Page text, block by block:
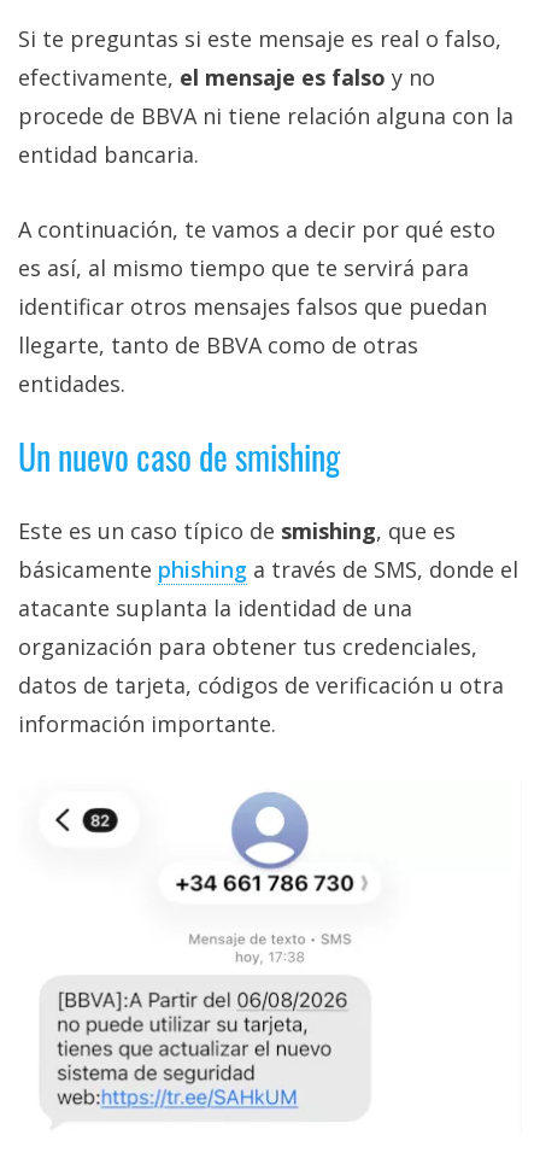
Si te preguntas si este mensaje es real o falso,
efectivamente, el mensaje es falso y no
procede de BBVA ni tiene relación alguna con la
entidad bancaria.
A continuación, te vamos a decir por qué esto
es así, al mismo tiempo que te servirá para
identificar otros mensajes falsos que puedan
llegarte, tanto de BBVA como de otras
entidades.
Un nuevo caso de smishing
Este es un caso típico de smishing, que es
básicamente phishing‎ a través de SMS, donde el
atacante suplanta la identidad de una
organización para obtener tus credenciales,
datos de tarjeta, códigos de verificación u otra
información importante.